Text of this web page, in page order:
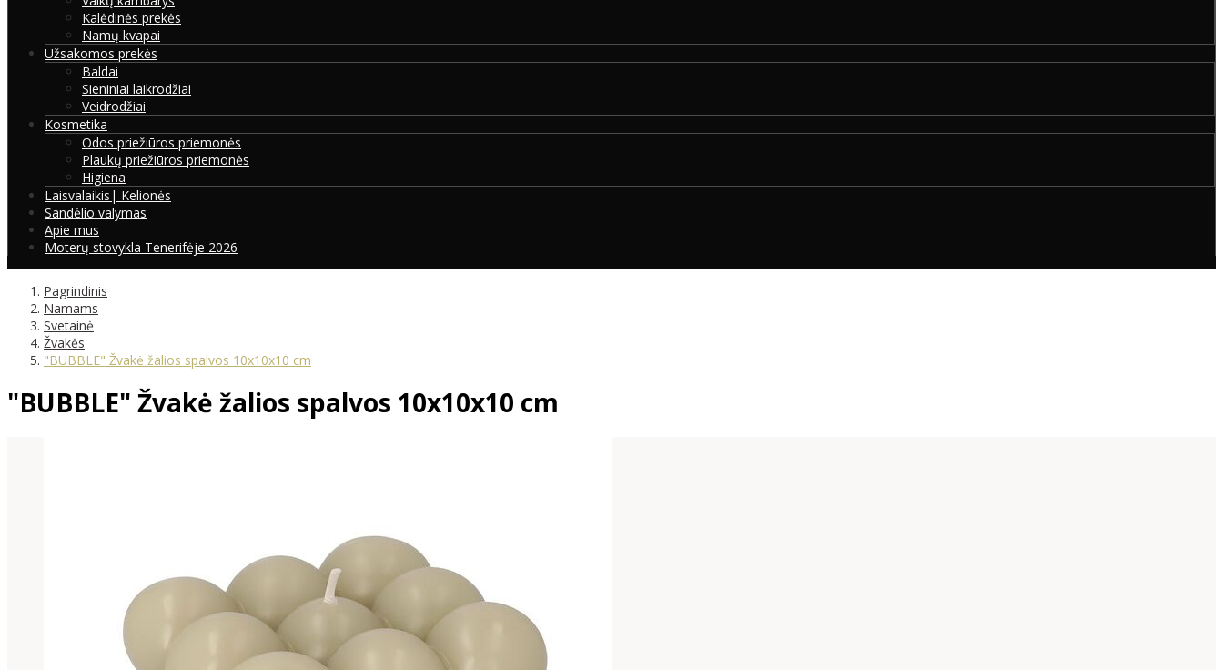
Kalėdinės prekės
Namų kvapai
Užsakomos prekės
Baldai
Sieniniai laikrodžiai
Veidrodžiai
Kosmetika
Odos priežiūros priemonės
Plaukų priežiūros priemonės
Higiena
Laisvalaikis| Kelionės
Sandėlio valymas
Apie mus
Moterų stovykla Tenerifėje 2026
Pagrindinis
Namams
Svetainė
Žvakės
"BUBBLE" Žvakė žalios spalvos 10x10x10 cm
"BUBBLE" Žvakė žalios spalvos 10x10x10 cm